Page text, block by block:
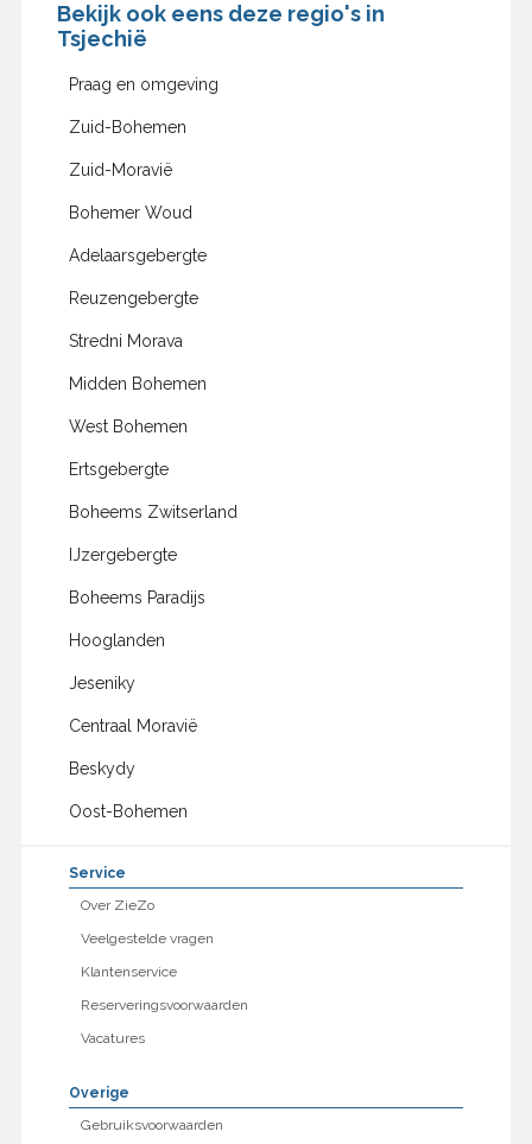
Bekijk ook eens deze regio's in
Tsjechië
Praag en omgeving
Zuid-Bohemen
Zuid-Moravië
Bohemer Woud
Adelaarsgebergte
Reuzengebergte
Stredni Morava
Midden Bohemen
West Bohemen
Ertsgebergte
Boheems Zwitserland
IJzergebergte
Boheems Paradijs
Hooglanden
Jeseniky
Centraal Moravië
Beskydy
Oost-Bohemen
Service
Over ZieZo
Veelgestelde vragen
Klantenservice
Reserveringsvoorwaarden
Vacatures
Overige
Gebruiksvoorwaarden